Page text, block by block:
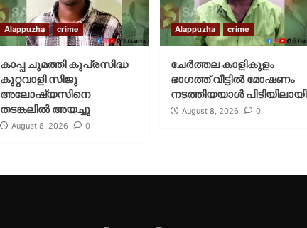
Alappuzha crime
കാപ്പ ചുമത്തി കുപ്രസിദ്ധ
കുറ്റവാളി സിജു
അലോഷ്യസിനെ
തടങ്കലിൽ അയച്ചു
August 8, 2026 0
Alappuzha crime
ചേർത്തല കാളികുളം
ഭാഗത്ത് വീട്ടിൽ മോഷണം
നടത്തിയയാൾ പിടിയിലായി
August 8, 2026 0